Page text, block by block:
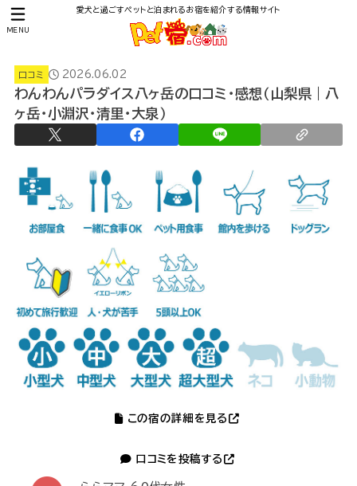
愛犬と過ごすペットと泊まれるお宿を紹介する情報サイト
MENU
口コミ 2026.06.02
わんわんパラダイス八ヶ岳の口コミ・感想（山梨県｜八
ヶ岳・小淵沢・清里・大泉）
この宿の詳細を見る
口コミを投稿する